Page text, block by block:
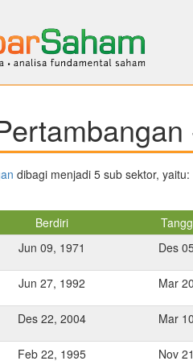
dibagi menjadi 5 sub sektor, yaitu:
Berdiri
Jun 09, 1971 Des
Jun 27, 1992 Mar
Des 22, 2004 Mar
Feb 22, 1995 Nov